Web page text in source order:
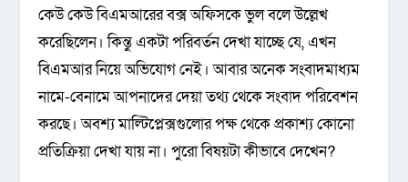
কেউ কেউ বিএমআরের বক্স অফিসকে ভুল বলে উল্লেখ
করেছিলেন। কিন্তু একটা পরিবর্তন দেখা যাচ্ছে যে, এখন
বিএমআর নিয়ে অভিযোগ নেই। আবার অনেক সংবাদমাধ্যম
নামে-বেনামে আপনাদের দেয়া তথ্য থেকে সংবাদ পরিবেশন
করছে। অবশ্য মাল্টিপ্লেক্সগুলোর পক্ষ থেকে প্রকাশ্য কোনো
প্রতিক্রিয়া দেখা যায় না। পুরো বিষয়টা কীভাবে দেখেন?